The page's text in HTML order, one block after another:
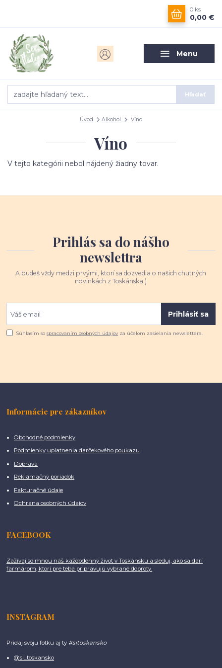
Menu
Hľadať
0 ks
0,00 €
Úvod Alkohol Víno
Víno
V tejto kategórii nebol nájdený žiadny tovar.
Prihlás sa do nášho
newslettra
A budeš vždy medzi prvými, ktorí sa dozvedia o našich chutných
novinkách z Toskánska:)
Prihlásiť sa
Súhlasím sospracovaním osobných údajov za účelom zasielania newslettera.
Informácie pre zákazníkov
Obchodné podmienky
Podmienky uplatnenia darčekového poukazu
Doprava
Reklamačný poriadok
Fakturačné údaje
Ochrana osobných údajov
FACEBOOK
Zažívaj so mnou náš každodenný život v Toskánsku a sleduj, ako sa darí
farmárom, ktorí pre teba pripravujú vybrané dobroty.
INSTAGRAM
Pridaj svoju fotku aj ty #sitoskansko
@si_toskansko